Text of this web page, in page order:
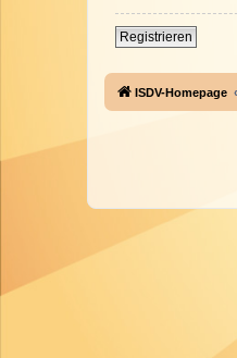
Registrieren
ISDV-Homepage